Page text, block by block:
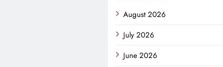
August 2026
July 2026
June 2026